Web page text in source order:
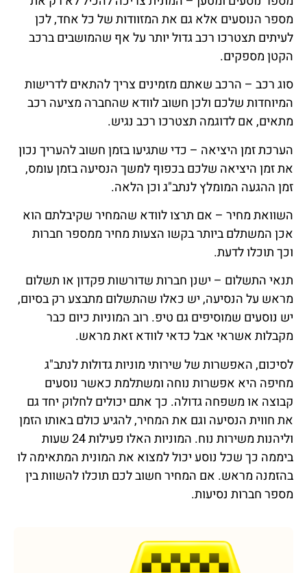
מספר הנוסעים אלא גם את המזוודות של כל אחד, לכן
לעיתים תצטרכו רכב גדול יותר על אף שהמושבים ברכב
הקטן מספקים.
סוג רכב – הרכב שאתם מזמינים צריך להתאים לדרישות
המיוחדות שלכם ולכן חשוב לוודא שהחברה מציעה רכב
מתאים, אם לדוגמה תצטרכו רכב נגיש.
הערכת זמן היציאה – כדי שתגיעו בזמן חשוב להעריך נכון
את זמן היציאה שלכם בכפוף למשך הנסיעה בזמן עומס,
זמן ההגעה המומלץ לנתב"ג וכן הלאה.
השוואת מחיר – אם תרצו לוודא שהמחיר שקיבלתם הוא
אכן המשתלם ביותר בקשו הצעות מחיר ממספר חברות
וכך תוכלו לדעת.
תנאי התשלום – ישנן חברות שדורשות פקדון או תשלום
מראש על הנסיעה, יש כאלו שהתשלום מתבצע רק בסיום,
יש נוסעים שמוסיפים גם טיפ. רוב המוניות כיום כבר
מקבלות אשראי אבל כדאי לוודא זאת מראש.
לסיכום, האפשרות של שירותי מוניות גדולות לנתב"ג
מחיפה היא אפשרות נוחה ומשתלמת כאשר נוסעים
קבוצה או משפחה גדולה. כך אתם יכולים לחלוק יחד גם
את חווית הנסיעה וגם את המחיר, להגיע כולם באותו הזמן
וליהנות משירות נוח. המוניות האלו פעילות 24 שעות
ביממה כך שכל נוסע יכול למצוא את המונית המתאימה לו
בהזמנה מראש. אם המחיר חשוב לכם תוכלו להשוות בין
מספר חברות נסיעות.